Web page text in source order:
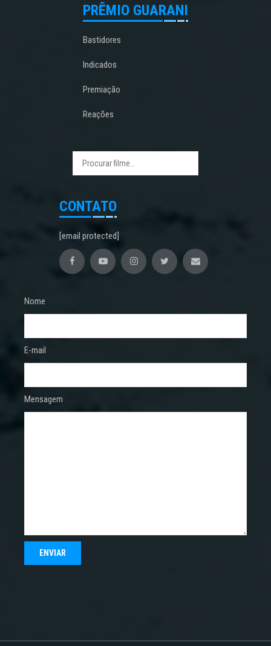
PRÊMIO GUARANI
Bastidores
Indicados
Premiação
Reações
CONTATO
[email protected]
Nome
E-mail
Mensagem